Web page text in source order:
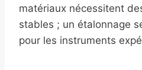
matériaux nécessitent
stables ; un étalonnage
pour les instruments